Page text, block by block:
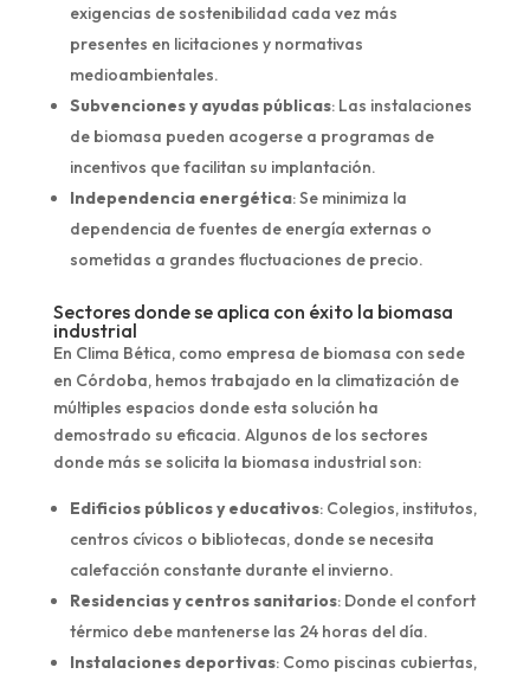
exigencias de sostenibilidad cada vez más
presentes en licitaciones y normativas
medioambientales.
Subvenciones y ayudas públicas: Las instalaciones
de biomasa pueden acogerse a programas de
incentivos que facilitan su implantación.
Independencia energética: Se minimiza la
dependencia de fuentes de energía externas o
sometidas a grandes fluctuaciones de precio.
Sectores donde se aplica con éxito la biomasa
industrial
En Clima Bética, como empresa de biomasa con sede
en Córdoba, hemos trabajado en la climatización de
múltiples espacios donde esta solución ha
demostrado su eficacia. Algunos de los sectores
donde más se solicita la biomasa industrial son:
Edificios públicos y educativos: Colegios, institutos,
centros cívicos o bibliotecas, donde se necesita
calefacción constante durante el invierno.
Residencias y centros sanitarios: Donde el confort
térmico debe mantenerse las 24 horas del día.
Instalaciones deportivas: Como piscinas cubiertas,